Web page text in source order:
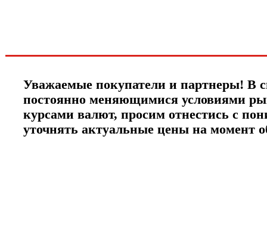
Уважаемые покупатели и партнеры! В
постоянно меняющимися условиями
курсами валют, просим отнестись с
уточнять актуальные цены на момент